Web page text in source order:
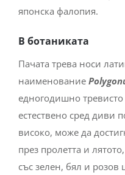
японска фалопия.
В ботаниката
Пачата трева носи
наименование
едногодишно
естествено сред диви
високо, може да
през пролетта и
със зелен, бял и розов